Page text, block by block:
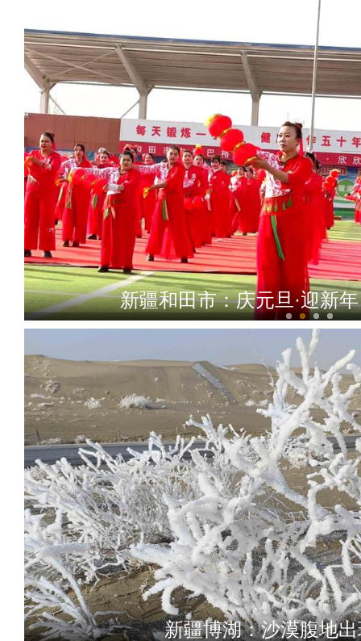
新疆和田市：庆元旦·迎新
新疆首条沙漠高速公路开
新疆博湖：沙漠腹地
乌鲁木齐：少年交响管乐